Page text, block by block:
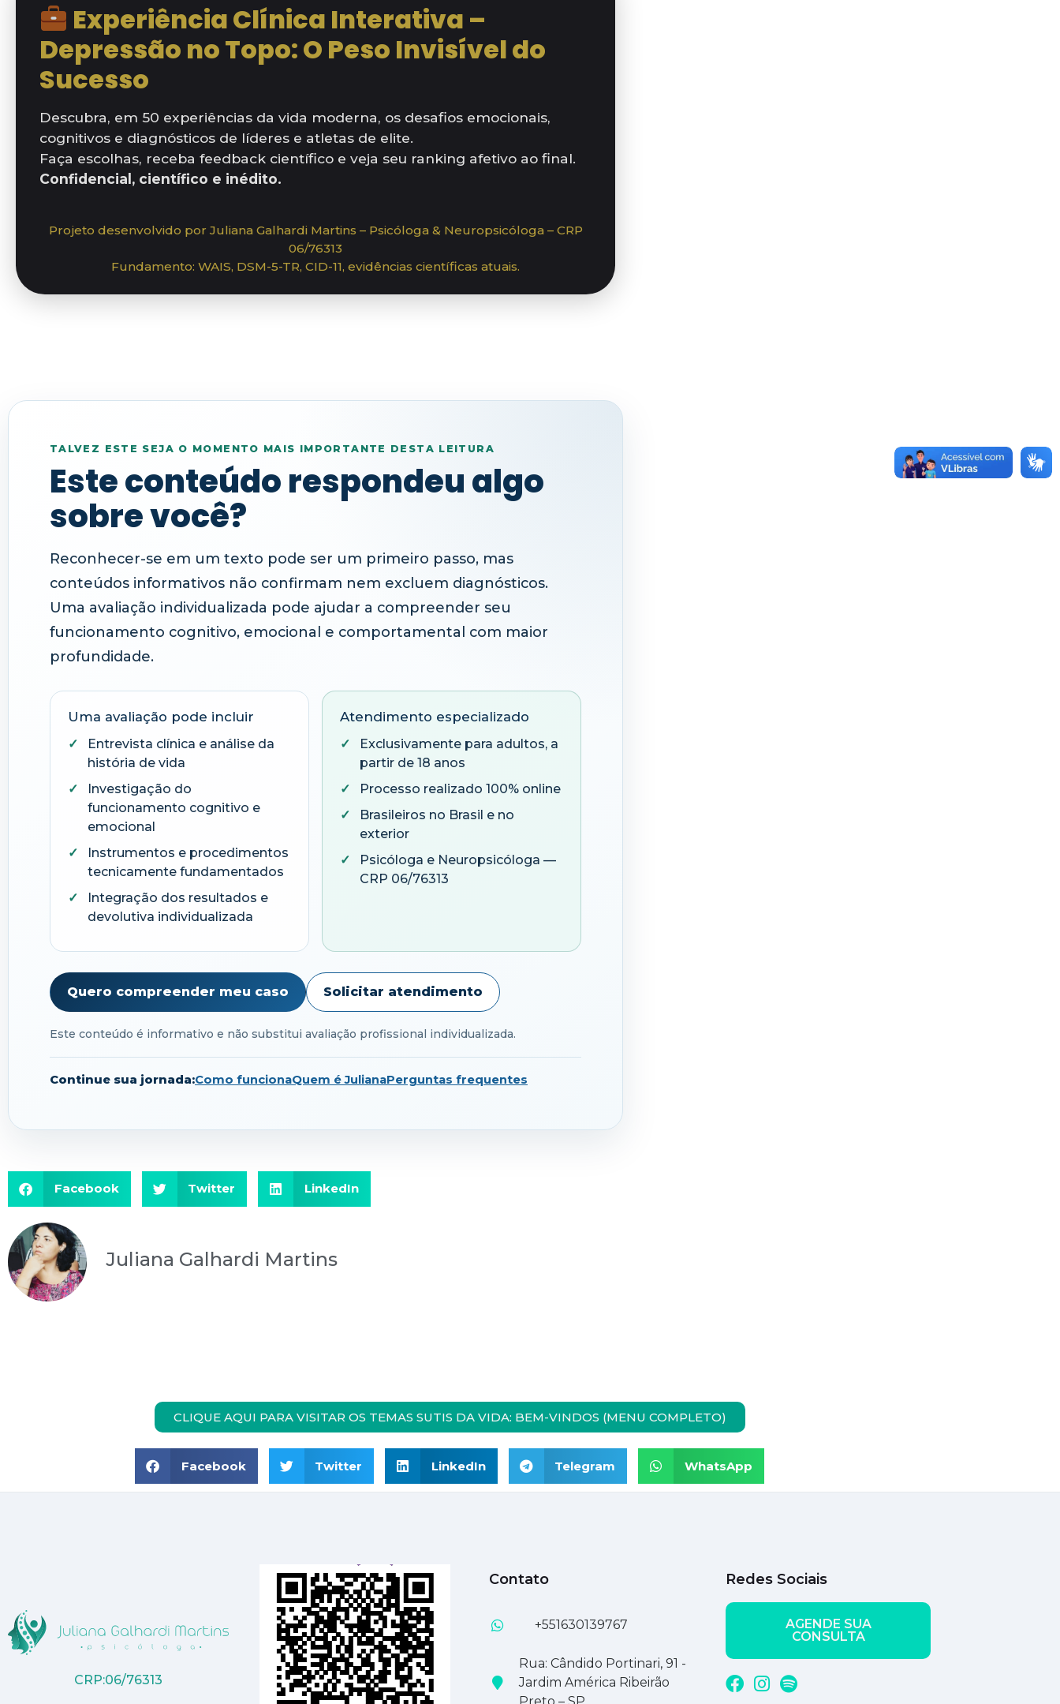
Experiência Clínica Interativa –
Depressão no Topo: O Peso Invisível do
Sucesso
Descubra, em 50 experiências da vida moderna, os desafios emocionais,
cognitivos e diagnósticos de líderes e atletas de elite.
Faça escolhas, receba feedback científico e veja seu ranking afetivo ao final.
Confidencial, científico e inédito.
Projeto desenvolvido por Juliana Galhardi Martins – Psicóloga & Neuropsicóloga – CRP
06/76313
Fundamento: WAIS, DSM-5-TR, CID-11, evidências científicas atuais.
TALVEZ ESTE SEJA O MOMENTO MAIS IMPORTANTE DESTA LEITURA
Este conteúdo respondeu algo
sobre você?
Reconhecer-se em um texto pode ser um primeiro passo, mas
conteúdos informativos não confirmam nem excluem diagnósticos.
Uma avaliação individualizada pode ajudar a compreender seu
funcionamento cognitivo, emocional e comportamental com maior
profundidade.
Uma avaliação pode incluir
Entrevista clínica e análise da
história de vida
Investigação do
funcionamento cognitivo e
emocional
Instrumentos e procedimentos
tecnicamente fundamentados
Integração dos resultados e
devolutiva individualizada
Atendimento especializado
Exclusivamente para adultos, a
partir de 18 anos
Processo realizado 100% online
Brasileiros no Brasil e no
exterior
Psicóloga e Neuropsicóloga —
CRP 06/76313
Quero compreender meu caso Solicitar atendimento
Este conteúdo é informativo e não substitui avaliação profissional individualizada.
Continue sua jornada:Como funcionaQuem é JulianaPerguntas frequentes
Facebook Twitter LinkedIn
Juliana Galhardi Martins
CLIQUE AQUI PARA VISITAR OS TEMAS SUTIS DA VIDA: BEM-VINDOS (MENU COMPLETO)
Facebook Twitter LinkedIn Telegram WhatsApp
CRP:06/76313
Contato
+551630139767
Rua: Cândido Portinari, 91 -
Jardim América Ribeirão
Redes Sociais
AGENDE SUA
CONSULTA